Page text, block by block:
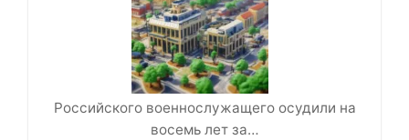
Российского военнослужащего осудили на
восемь лет за…